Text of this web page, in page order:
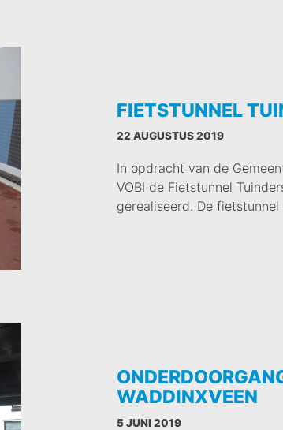
FIETSTUNNEL
22 AUGUSTUS 2019
In opdracht van de
VOBI de Fietstunnel
gerealiseerd. De
WADDINXVEEN
5 JUNI 2019